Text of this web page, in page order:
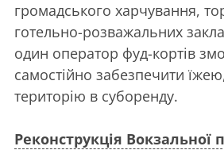
громадського харчування,
готельно-розважальних
один оператор фуд-кортів
самостійно забезпечити
територію в суборенду.
Реконструкція Вокзальної